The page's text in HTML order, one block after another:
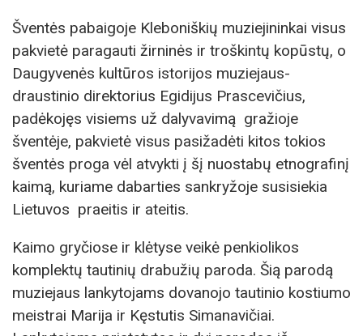
Šventės pabaigoje Kleboniškių muziejininkai visus
pakvietė paragauti žirninės ir troškintų kopūstų, o
Daugyvenės kultūros istorijos muziejaus-
draustinio direktorius Egidijus Prascevičius,
padėkojęs visiems už dalyvavimą gražioje
šventėje, pakvietė visus pasižadėti kitos tokios
šventės proga vėl atvykti į šį nuostabų etnografinį
kaimą, kuriame dabarties sankryžoje susisiekia
Lietuvos praeitis ir ateitis.
Kaimo gryčiose ir klėtyse veikė penkiolikos
komplektų tautinių drabužių paroda. Šią parodą
muziejaus lankytojams dovanojo tautinio kostiumo
meistrai Marija ir Kęstutis Simanavičiai.